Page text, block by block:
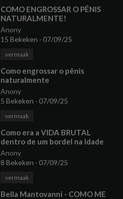
⁣COMO ENGROSSAR O PÊNIS
NATURALMENTE!
Anony
15 Bekeken · 07/09/25
vermaak
⁣Como engrossar o pênis
naturalmente
Anony
5 Bekeken · 07/09/25
vermaak
⁣Como era a VIDA BRUTAL
dentro de um bordel na Idade
Média?
Anony
8 Bekeken · 07/09/25
vermaak
⁣Bella Mantovanni - COMO ME